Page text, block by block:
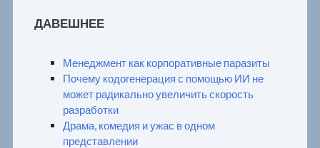
ДАВЕШНЕЕ
Менеджмент как корпоративные паразиты
Почему кодогенерация с помощью ИИ не
может радикально увеличить скорость
разработки
Драма, комедия и ужас в одном
представлении